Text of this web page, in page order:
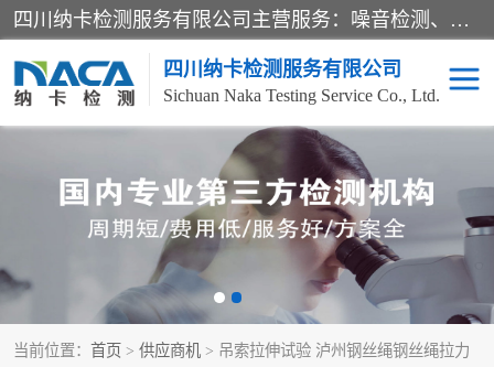
四川纳卡检测服务有限公司主营服务：噪音检测、灯光检测、防护网检测、磁性检测、无损检测、燃烧等级检测；本着严谨、规范的态度严格执行国家现行标准、规范及规程，奉行“科学公正、准确、持续改进、诚信服务”的企业价值和“科学、信誉、服务”的企业宗旨，竭诚为广大客户服务。
四川纳卡检测服务有限公司
Sichuan Naka Testing Service Co., Ltd.
当前位置： 首页 > 供应商机 > 吊索拉伸试验 泸州钢丝绳钢丝绳拉力
噪音检测 灯光检测
防护网检测 磁性检测
燃烧等级检测
可靠性检测 产品检测